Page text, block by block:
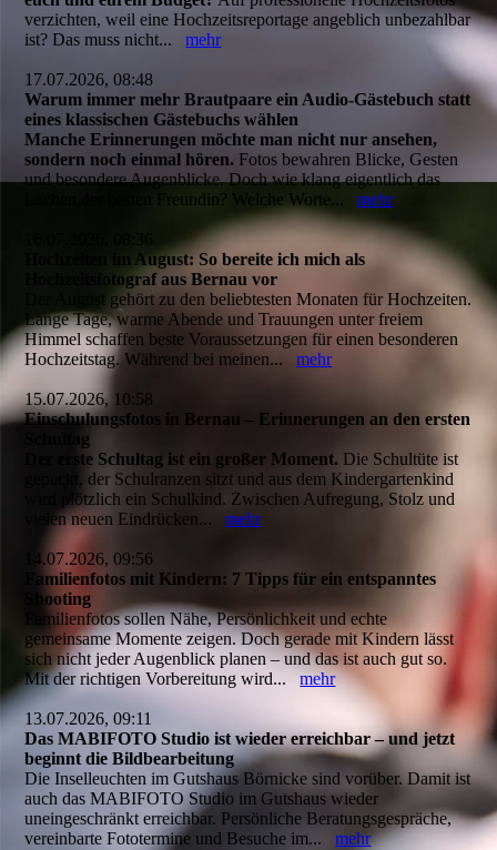
verzichten, weil eine Hochzeitsreportage angeblich unbezahlbar
ist? Das muss nicht...mehr
17.07.2026, 08:48
Warum immer mehr Brautpaare ein Audio-Gästebuch statt
eines klassischen Gästebuchs wählen
Manche Erinnerungen möchte man nicht nur ansehen,
sondern noch einmal hören. Fotos bewahren Blicke, Gesten
und besondere Augenblicke. Doch wie klang eigentlich das
Lachen der besten Freundin? Welche Worte...mehr
Hochzeiten im August: So bereite ich mich als
Hochzeitsfotograf aus Bernau vor
Der August gehört zu den beliebtesten Monaten für Hochzeiten.
Lange Tage, warme Abende und Trauungen unter freiem
Himmel schaffen beste Voraussetzungen für einen besonderen
Hochzeitstag. Während bei meinen...mehr
15.07.2026, 10:58
Einschulungsfotos in Bernau – Erinnerungen an den ersten
Schultag
Der erste Schultag ist ein großer Moment. Die Schultüte ist
gepackt, der Schulranzen sitzt und aus dem Kindergartenkind
wird plötzlich ein Schulkind. Zwischen Aufregung, Stolz und
vielen neuen Eindrücken...mehr
14.07.2026, 09:56
Familienfotos mit Kindern: 7 Tipps für ein entspanntes
Shooting
Familienfotos sollen Nähe, Persönlichkeit und echte
gemeinsame Momente zeigen. Doch gerade mit Kindern lässt
sich nicht jeder Augenblick planen – und das ist auch gut so.
Mit der richtigen Vorbereitung wird...mehr
13.07.2026, 09:11
Das MABIFOTO Studio ist wieder erreichbar – und jetzt
beginnt die Bildbearbeitung
Die Inselleuchten im Gutshaus Börnicke sind vorüber. Damit ist
auch das MABIFOTO Studio im Gutshaus wieder
uneingeschränkt erreichbar. Persönliche Beratungsgespräche,
vereinbarte Fototermine und Besuche im...mehr